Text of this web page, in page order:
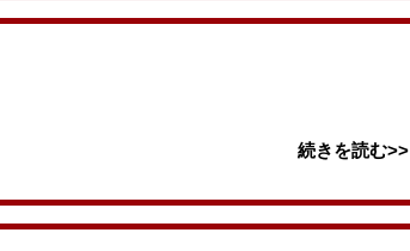
続きを読む>>